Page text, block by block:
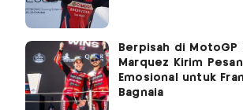
Berpisah di MotoGP
Marquez Kirim
Emosional untuk
Bagnaia